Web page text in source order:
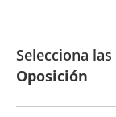
Selecciona las
Oposición